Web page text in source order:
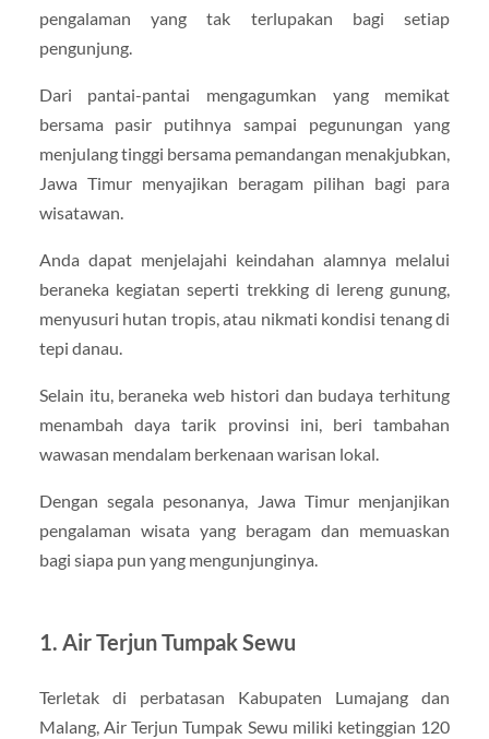
pengalaman yang tak terlupakan bagi setiap
pengunjung.
Dari pantai-pantai mengagumkan yang memikat
bersama pasir putihnya sampai pegunungan yang
menjulang tinggi bersama pemandangan menakjubkan,
Jawa Timur menyajikan beragam pilihan bagi para
wisatawan.
Anda dapat menjelajahi keindahan alamnya melalui
beraneka kegiatan seperti trekking di lereng gunung,
menyusuri hutan tropis, atau nikmati kondisi tenang di
tepi danau.
Selain itu, beraneka web histori dan budaya terhitung
menambah daya tarik provinsi ini, beri tambahan
wawasan mendalam berkenaan warisan lokal.
Dengan segala pesonanya, Jawa Timur menjanjikan
pengalaman wisata yang beragam dan memuaskan
bagi siapa pun yang mengunjunginya.
1. Air Terjun Tumpak Sewu
Terletak di perbatasan Kabupaten Lumajang dan
Malang, Air Terjun Tumpak Sewu miliki ketinggian 120